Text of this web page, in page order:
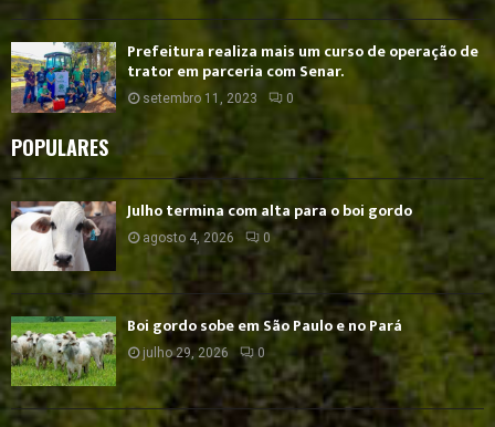
Prefeitura realiza mais um curso de operação de
trator em parceria com Senar.
setembro 11, 2023 0
POPULARES
Julho termina com alta para o boi gordo
agosto 4, 2026 0
Boi gordo sobe em São Paulo e no Pará
julho 29, 2026 0